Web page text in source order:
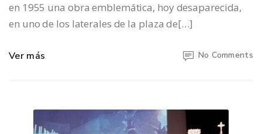
en 1955 una obra emblemática, hoy desaparecida,
en uno de los laterales de la plaza de[…]
Ver más No Comments